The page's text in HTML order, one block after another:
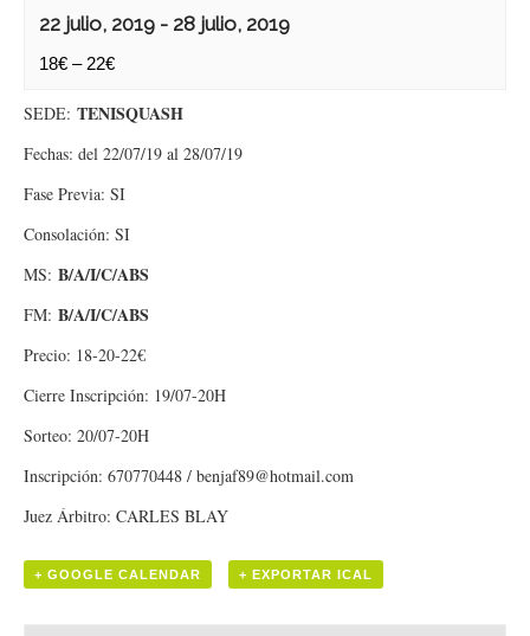
22 julio, 2019 - 28 julio, 2019
18€ – 22€
SEDE: TENISQUASH
Fechas: del 22/07/19 al 28/07/19
Fase Previa: SI
Consolación: SI
MS: B/A/I/C/ABS
FM: B/A/I/C/ABS
Precio: 18-20-22€
Cierre Inscripción: 19/07-20H
Sorteo: 20/07-20H
Inscripción: 670770448 / benjaf89@hotmail.com
Juez Árbitro: CARLES BLAY
+ GOOGLE CALENDAR + EXPORTAR ICAL